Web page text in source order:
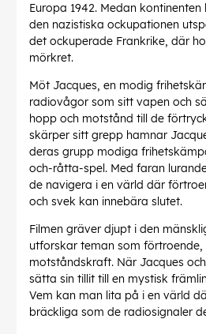
Europa 1942. Medan
den nazistiska ockupationen
det ockuperade Frankrike, där
mörkret.
Möt Jacques, en modig
radiovågor som sitt vapen och
hopp och motstånd till de
skärper sitt grepp hamnar
deras grupp modiga
och-råtta-spel. Med faran
de navigera i en värld där
och svek kan innebära slutet.
Filmen gräver djupt i den
utforskar teman som
motståndskraft. När Jacques
sätta sin tillit till en mystisk
Vem kan man lita på i en värld
bräckliga som de radiosignaler